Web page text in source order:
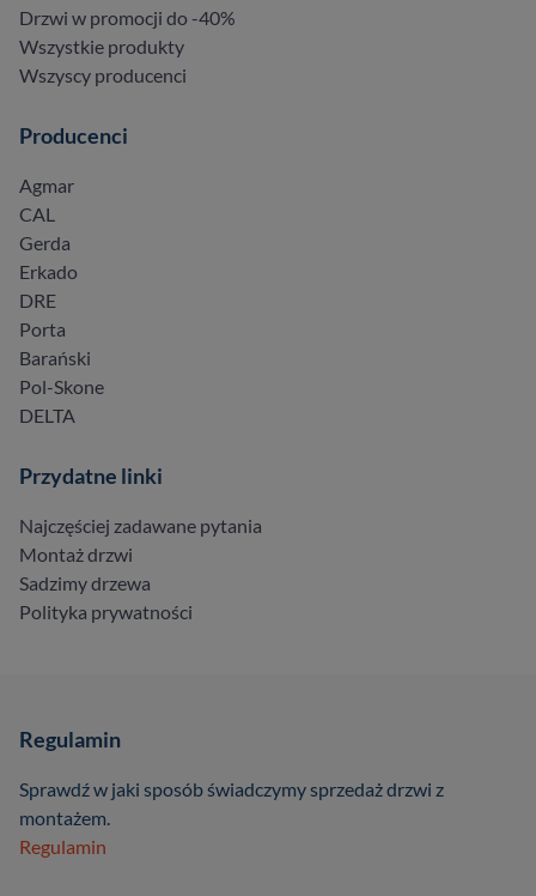
Drzwi w promocji do -40%
Wszystkie produkty
Wszyscy producenci
Producenci
Agmar
CAL
Gerda
Erkado
DRE
Porta
Barański
Pol-Skone
DELTA
Przydatne linki
Najczęściej zadawane pytania
Montaż drzwi
Sadzimy drzewa
Polityka prywatności
Regulamin
Sprawdź w jaki sposób świadczymy sprzedaż drzwi z
montażem.
Regulamin